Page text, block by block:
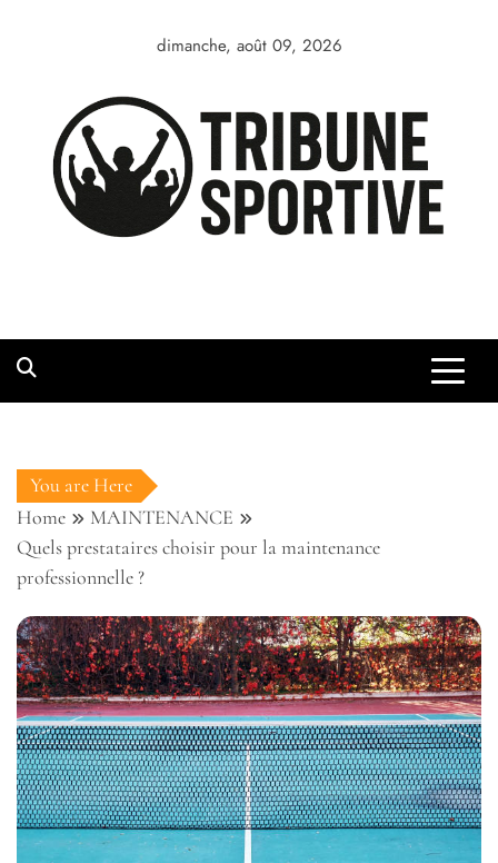
dimanche, août 09, 2026
You are Here
Home
MAINTENANCE
Quels prestataires choisir pour la maintenance
professionnelle ?